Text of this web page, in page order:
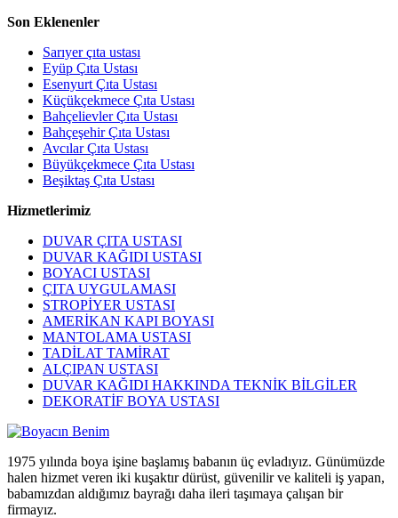
Son Eklenenler
Sarıyer çıta ustası
Eyüp Çıta Ustası
Esenyurt Çıta Ustası
Küçükçekmece Çıta Ustası
Bahçelievler Çıta Ustası
Bahçeşehir Çıta Ustası
Avcılar Çıta Ustası
Büyükçekmece Çıta Ustası
Beşiktaş Çıta Ustası
Hizmetlerimiz
DUVAR ÇITA USTASI
DUVAR KAĞIDI USTASI
BOYACI USTASI
ÇITA UYGULAMASI
STROPİYER USTASI
AMERİKAN KAPI BOYASI
MANTOLAMA USTASI
TADİLAT TAMİRAT
ALÇIPAN USTASI
DUVAR KAĞIDI HAKKINDA TEKNİK BİLGİLER
DEKORATİF BOYA USTASI
1975 yılında boya işine başlamış babanın üç evladıyız. Günümüzde
halen hizmet veren iki kuşaktır dürüst, güvenilir ve kaliteli iş yapan,
babamızdan aldığımız bayrağı daha ileri taşımaya çalışan bir
firmayız.